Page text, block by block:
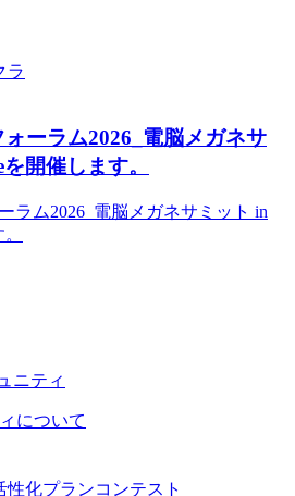
ラ
ーラム2026_電脳メガネサ
開催します。
ラム2026_電脳メガネサミット in
について
性化プランコンテスト